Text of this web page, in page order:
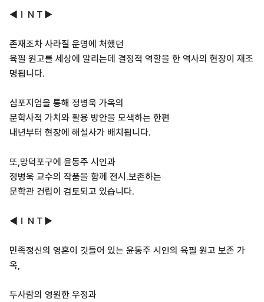
◀ＩＮＴ▶
존재조차 사라질 운명에 처했던
육필 원고를 세상에 알리는데 결정적 역할을 한 역사의 현장이 재조
명됩니다.
심포지엄을 통해 정병욱 가옥의
문학사적 가치와 활용 방안을 모색하는 한편
내년부터 현장에 해설사가 배치됩니다.
또,망덕포구에 윤동주 시인과
정병욱 교수의 작품을 함께 전시.보존하는
문학관 건립이 검토되고 있습니다.
◀ＩＮＴ▶
민족정신의 영혼이 깃들어 있는 윤동주 시인의 육필 원고 보존 가
옥,
두사람의 영원한 우정과